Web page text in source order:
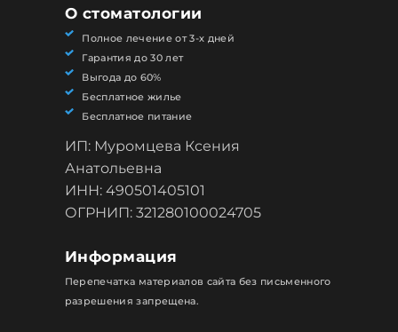
О стоматологии
Полное лечение от 3-х дней
Гарантия до 30 лет
Выгода до 60%
Бесплатное жилье
Бесплатное питание
ИП: Муромцева Ксения
Анатольевна
ИНН: 490501405101
ОГРНИП: 321280100024705
Информация
Перепечатка материалов сайта без письменного
разрешения запрещена.